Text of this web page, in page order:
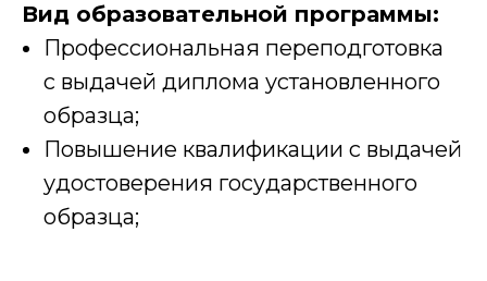
Вид образовательной программы:
Профессиональная переподготовка
с выдачей диплома установленного
образца;
Повышение квалификации с выдачей
удостоверения государственного
образца;